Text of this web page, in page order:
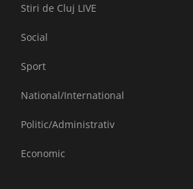
Stiri de Cluj LIVE
Social
Sport
National/International
Politic/Administrativ
Economic